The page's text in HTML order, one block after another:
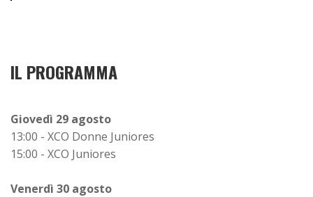
IL PROGRAMMA
Giovedì 29 agosto
13:00 - XCO Donne Juniores
15:00 - XCO Juniores
Venerdì 30 agosto